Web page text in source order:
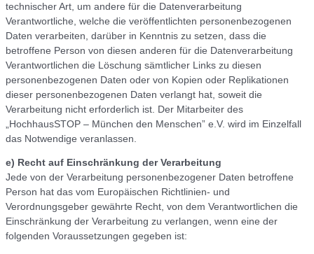
technischer Art, um andere für die Datenverarbeitung
Verantwortliche, welche die veröffentlichten personenbezogenen
Daten verarbeiten, darüber in Kenntnis zu setzen, dass die
betroffene Person von diesen anderen für die Datenverarbeitung
Verantwortlichen die Löschung sämtlicher Links zu diesen
personenbezogenen Daten oder von Kopien oder Replikationen
dieser personenbezogenen Daten verlangt hat, soweit die
Verarbeitung nicht erforderlich ist. Der Mitarbeiter des
„HochhausSTOP – München den Menschen” e.V. wird im Einzelfall
das Notwendige veranlassen.
e) Recht auf Einschränkung der Verarbeitung
Jede von der Verarbeitung personenbezogener Daten betroffene
Person hat das vom Europäischen Richtlinien- und
Verordnungsgeber gewährte Recht, von dem Verantwortlichen die
Einschränkung der Verarbeitung zu verlangen, wenn eine der
folgenden Voraussetzungen gegeben ist: